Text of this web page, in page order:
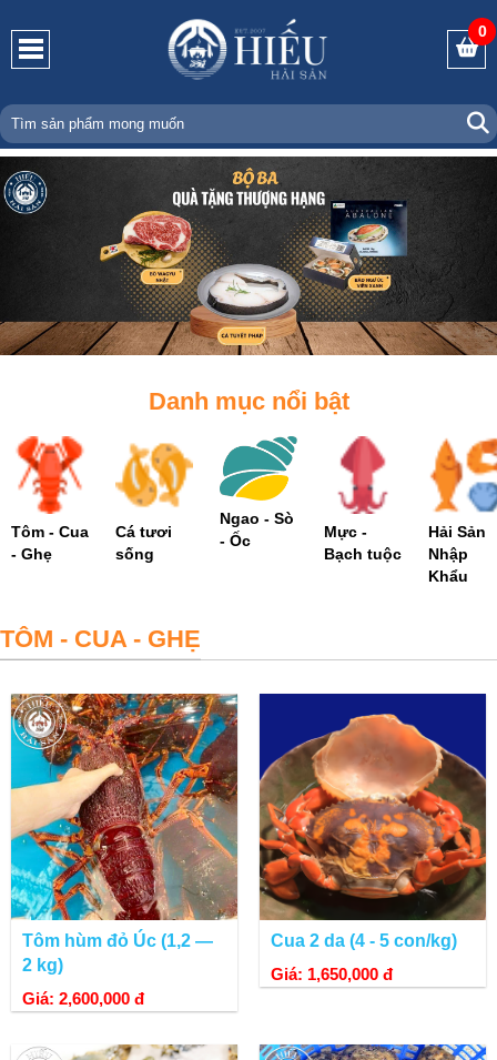
0
Danh mục nổi bật
Tôm - Cua
- Ghẹ
Cá tươi
sống
Ngao - Sò
- Ốc
Mực -
Bạch tuộc
Hải Sản
Nhập
Khẩu
TÔM - CUA - GHẸ
Tôm hùm đỏ Úc (1,2 —
2 kg)
Giá: 2,600,000 đ
Cua 2 da (4 - 5 con/kg)
Giá: 1,650,000 đ